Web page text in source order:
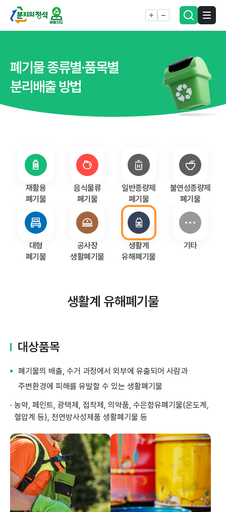
폐기물 종류별·품목별
분리배출 방법
재활용
폐기물
음식물류
폐기물
일반종량제
폐기물
불연성종량제
폐기물
대형
폐기물
공사장
생활폐기물
생활계
유해폐기물
기타
생활계 유해폐기물
대상품목
폐기물의 배출, 수거 과정에서 외부에 유출되어 사람과
주변환경에 피해를 유발할 수 있는 생활폐기물
· 농약, 페인트, 광택제, 접착제, 의약품, 수은함유폐기물(온도계,
혈압계 등), 천연방사성제품 생활폐기물 등